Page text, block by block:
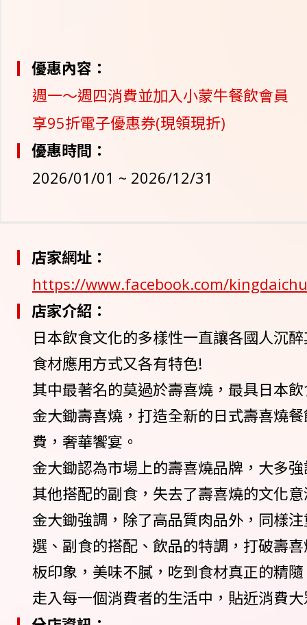
優惠內容：
週一～週四消費並加入小蒙牛餐飲會員
享95折電子優惠券(現領現折)
優惠時間：
2026/01/01 ~ 2026/12/31
店家網址：
https://www.facebook.com/kingdaichu
店家介紹：
日本飲食文化的多樣性一直讓各國人沉
食材應用方式又各有特色!
其中最著名的莫過於壽喜燒，最具日本
金大鋤壽喜燒，打造全新的日式壽喜燒
費，奢華饗宴。
金大鋤認為市場上的壽喜燒品牌，大多
其他搭配的副食，失去了壽喜燒的文化
金大鋤強調，除了高品質肉品外，同樣
選、副食的搭配、飲品的特調，打破壽
板印象，美味不膩，吃到食材真正的精
走入每一個消費者的生活中，貼近消費